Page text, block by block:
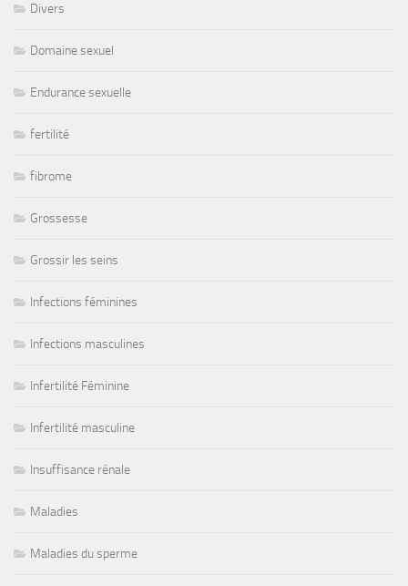
Divers
Domaine sexuel
Endurance sexuelle
fertilité
fibrome
Grossesse
Grossir les seins
Infections féminines
Infections masculines
Infertilité Féminine
Infertilité masculine
Insuffisance rénale
Maladies
Maladies du sperme